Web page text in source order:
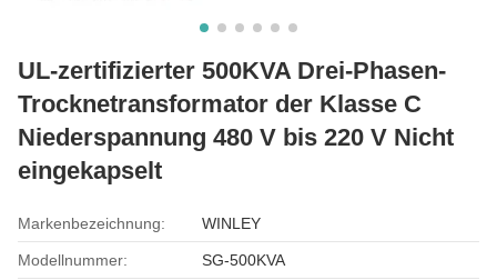
UL-zertifizierter 500KVA Drei-Phasen-
Trocknetransformator der Klasse C
Niederspannung 480 V bis 220 V Nicht
eingekapselt
Markenbezeichnung: WINLEY
Modellnummer: SG-500KVA